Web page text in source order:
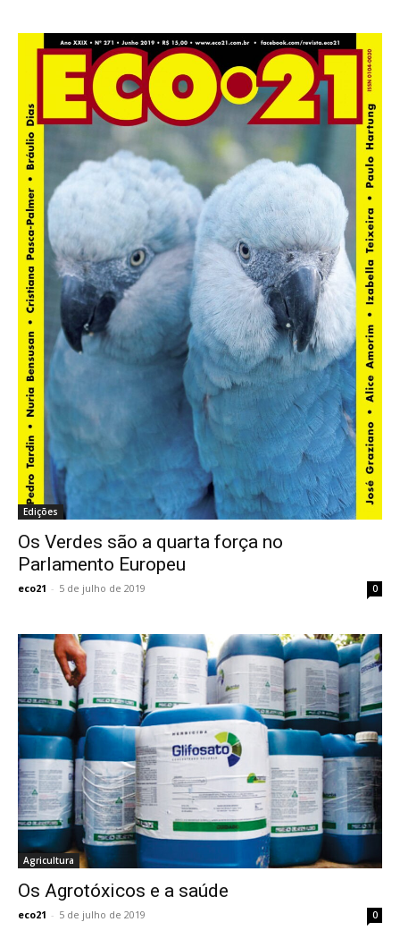
Edições
Os Verdes são a quarta força no
Parlamento Europeu
eco21 - 5 de julho de 2019 0
Agricultura
Os Agrotóxicos e a saúde
eco21 - 5 de julho de 2019 0